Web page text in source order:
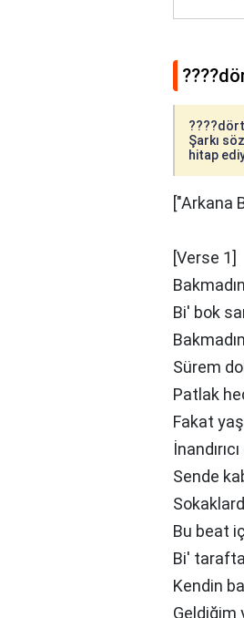
Şarkı
hitap
["Arkana
[Verse 1]
Bi' bok
Sürem
Patlak
Fakat
Sende
Bu beat
Bi'
Kendin
Geldiğim